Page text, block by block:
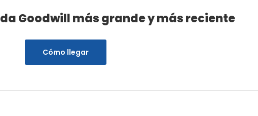
Goodwill más grande y más reciente
Cómo llegar